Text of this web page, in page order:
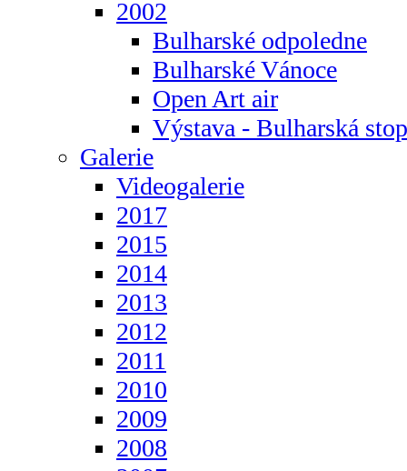
2002
Bulharské odpoledne
Bulharské Vánoce
Open Art air
Výstava - Bulharská
Galerie
Videogalerie
2017
2015
2014
2013
2012
2011
2010
2009
2008